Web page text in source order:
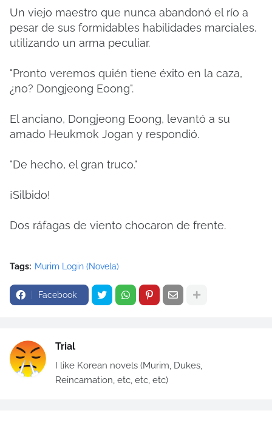
Un viejo maestro que nunca abandonó el río a
pesar de sus formidables habilidades marciales,
utilizando un arma peculiar.
"Pronto veremos quién tiene éxito en la caza,
¿no? Dongjeong Eoong".
El anciano, Dongjeong Eoong, levantó a su
amado Heukmok Jogan y respondió.
"De hecho, el gran truco."
¡Silbido!
Dos ráfagas de viento chocaron de frente.
Tags: Murim Login (Novela)
Facebook
Trial
I like Korean novels (Murim, Dukes,
Reincarnation, etc, etc, etc)